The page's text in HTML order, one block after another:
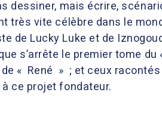
dessiner, mais écrire,
très vite célèbre dans le
de Lucky Luke et de
s’arrête le premier tome
« René » ; et ceux
ce projet fondateur.